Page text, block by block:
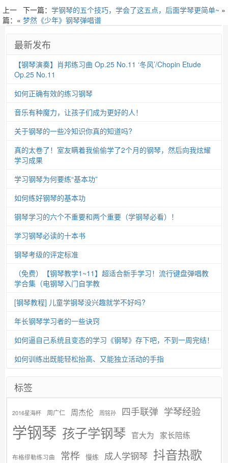
下一篇： 学钢琴的五个技巧，学会了这五点，后面学琴更简单~ »
上一
篇：« 梦然《少年》钢琴弹唱谱
最新发布
【钢琴演奏】肖邦练习曲 Op.25 No.11 ‘冬风’/Chopin Etude
Op.25 No.11
如何正确有效的练习钢琴
音乐有种魔力，让孩子们成为更好的人！
关于钢琴的一些冷知识你真的知道吗?
真的太卷了！室友瞒着我偷偷学了2个月的钢琴，然后向我炫耀
学习成果
学习钢琴为何要练“基本功”
如何练好钢琴的基本功
钢琴学习的六个不重要和两个重要（学钢琴必看）！
学习钢琴必读的十本书
钢琴考级的评定标准
（免费）【钢琴教学1~11】超适合新手学习！流行键盘弹唱教
学合集（电钢琴入门自学教
[钢琴教程] 儿童学钢琴没兴趣就学不好吗?
年长钢琴学习者的一些诀窍
如何逼自己系统且变态的学习《钢琴》存下吧，不到一周完结！
如何训练出既能轻松抬高、又能独立活动的手指
标签
2016星海杯 周广仁 周杰伦 周铭孙 四手联弹 学琴经验
学钢琴 孩子学钢琴 官大为 家长陪练
布格缪勒练习曲 常桦 慢练 成人学钢琴 抖音热歌